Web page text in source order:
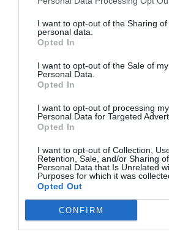
I want to opt-out of the Sharing of
personal data.
Opted In
I want to opt-out of the Sale of my
Personal Data.
Opted In
I want to opt-out of processing my
Personal Data for Targeted
Opted In
I want to opt-out of Collection,
Retention, Sale, and/or Sharing
Personal Data that Is Unrelated
Purposes for which it was
Opted Out
CONFIRM
En la costa alicantina las
suaves, aunque la humedad